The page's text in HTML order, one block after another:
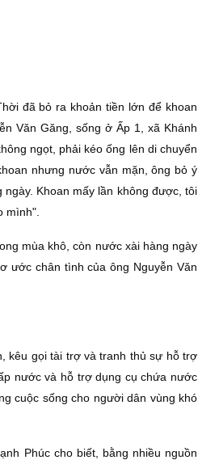
đã bỏ ra khoản tiền lớn để khoan
Văn Găng, sống ở Ấp 1, xã Khánh
ngọt, phải kéo ống lên di chuyển
nhưng nước vẫn mặn, ông bỏ ý
Khoan mấy lần không được, tôi
mình".
mùa khô, còn nước xài hàng ngày
ước chân tình của ông Nguyễn Văn
kêu gọi tài trợ và tranh thủ sự hỗ trợ
nước và hỗ trợ dụng cụ chứa nước
cuộc sống cho người dân vùng khó
Phúc cho biết, bằng nhiều nguồn